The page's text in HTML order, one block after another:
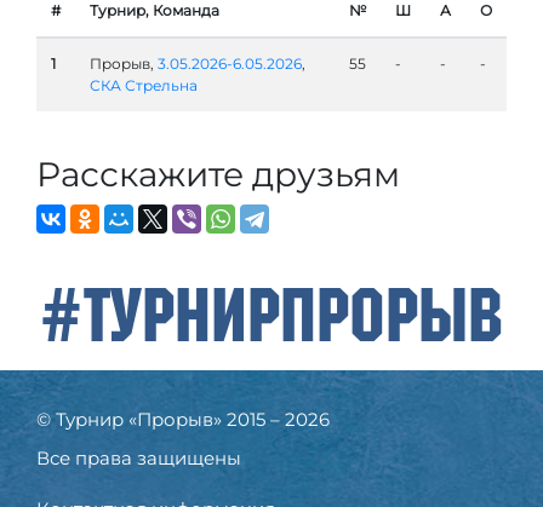
# Турнир, Команда № Ш А О
1 Прорыв, 3.05.2026-6.05.2026,
СКА Стрельна
55 - - -
Расскажите друзьям
#ТурнирПрорыв
© Турнир «Прорыв» 2015 – 2026
Все права защищены